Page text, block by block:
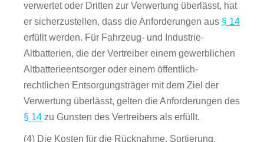
verwertet oder Dritten zur Verwertung überlässt, hat
er sicherzustellen, dass die Anforderungen aus § 14
erfüllt werden. Für Fahrzeug- und Industrie-
Altbatterien, die der Vertreiber einem gewerblichen
Altbatterieentsorger oder einem öffentlich-
rechtlichen Entsorgungsträger mit dem Ziel der
Verwertung überlässt, gelten die Anforderungen des
§ 14 zu Gunsten des Vertreibers als erfüllt.
(4) Die Kosten für die Rücknahme, Sortierung,